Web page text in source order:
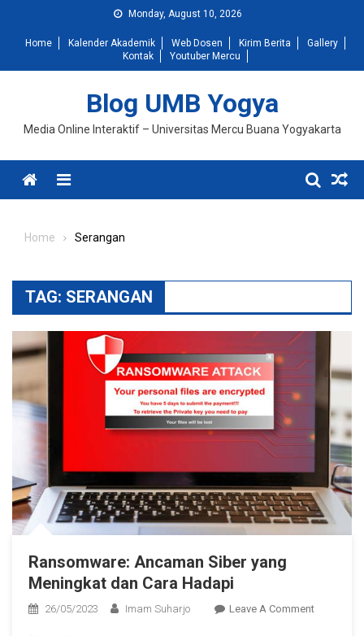
content
Monday, August 10, 2026
Home Kalender Akademik Web Dosen Kirim Berita
Gallery
Kontak
Youtuber Mercu
Blog UMB Yogya
Media Online Interaktif – Universitas Mercu Buana Yogyakarta
Menu
Home Serangan
TAG: SERANGAN
Ransomware: Ancaman Siber yang
Meningkat dan Cara Hadapi
26/05/2023 Imam Suharjo Leave A CommentOn